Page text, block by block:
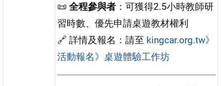
📜全程參與者 ：可獲得2.5小時教師研
習時數、優先申請桌遊教材權利
🔗 詳情及報名：請至 kingcar.org.tw》
活動報名》桌遊體驗工作坊